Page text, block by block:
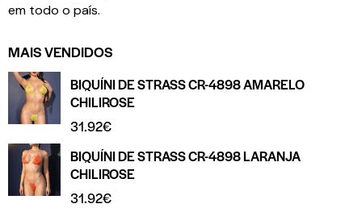
em todo o país.
MAIS VENDIDOS
BIQUÍNI DE STRASS CR-4898 AMARELO
CHILIROSE
31.92€
BIQUÍNI DE STRASS CR-4898 LARANJA
CHILIROSE
31.92€